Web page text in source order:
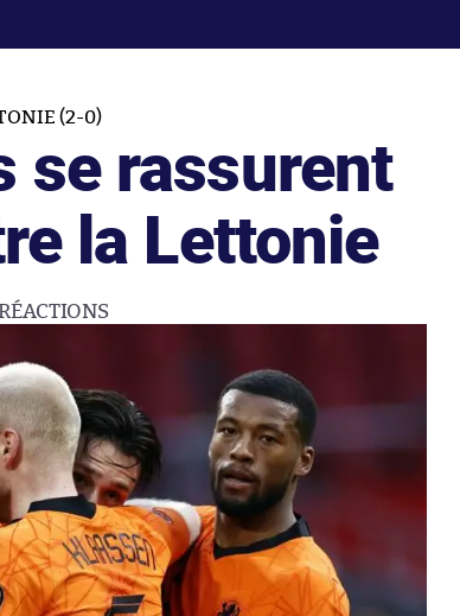
(2-0)
se rassurent
la Lettonie